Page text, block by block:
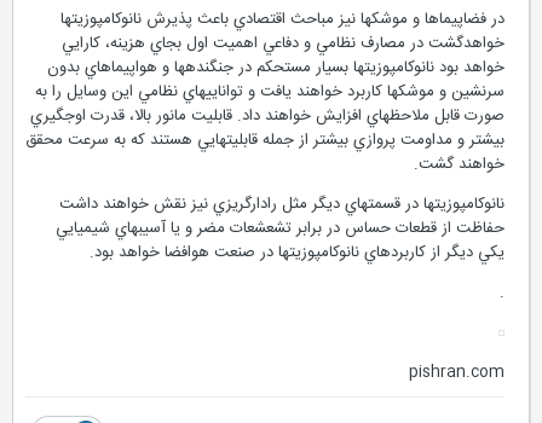
در فضاپيماها و موشكها نيز مباحث اقتصادي باعث پذيرش نانوكامپوزيتها
خواهدگشت در مصارف نظامي و دفاعي اهميت اول بجاي هزينه، كارايي
خواهد بود نانوكامپوزيتها بسيار مستحكم در جنگنده­ها و هواپيماهاي بدون
سرنشين و موشكها كاربرد خواهند يافت و توانايي­هاي نظامي اين وسايل را به
صورت قابل ملاحظه­اي افزايش خواهند داد. قابليت مانور بالا، قدرت اوج­گيري
بيشتر و مداومت پروازي بيشتر از جمله قابليت­هايي هستند كه به سرعت محقق
خواهند گشت.
نانوكامپوزيتها در قسمتهاي ديگر مثل رادارگريزي نيز نقش خواهند داشت
حفاظت از قطعات حساس در برابر تشعشعات مضر و يا آسيبهاي شيميايي
يكي ديگر از كاربردهاي نانوكامپوزيتها در صنعت هوافضا خواهد بود.
pishran.com